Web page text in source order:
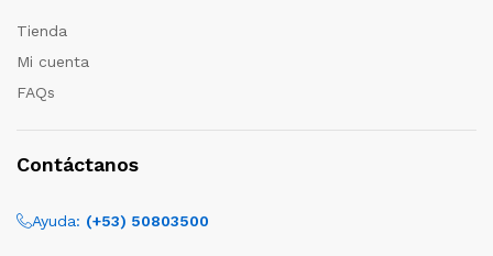
Tienda
Mi cuenta
FAQs
Contáctanos
Ayuda: (+53) 50803500